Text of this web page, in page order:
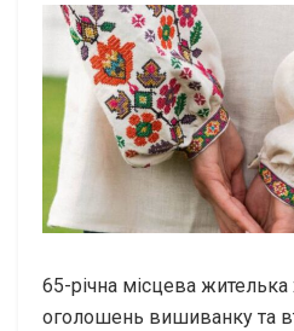
65-річна місцева жителька
оголошень вишиванку та